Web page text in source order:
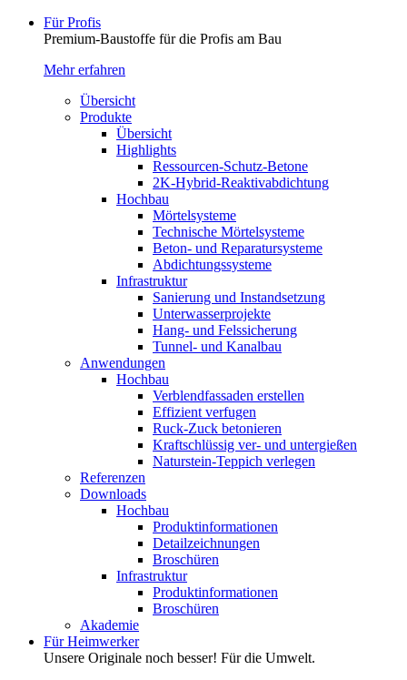
Für Profis
Premium-Baustoffe für die Profis am Bau
Mehr erfahren
Übersicht
Produkte
Übersicht
Highlights
Ressourcen-Schutz-Betone
2K-Hybrid-Reaktivab­dichtung
Hochbau
Mörtelsysteme
Technische Mörtelsysteme
Beton- und Reparatursysteme
Abdichtungssysteme
Infrastruktur
Sanierung und Instandsetzung
Unterwasserprojekte
Hang- und Felssicherung
Tunnel- und Kanalbau
Anwendungen
Hochbau
Verblendfassaden erstellen
Effizient verfugen
Ruck-Zuck betonieren
Kraftschlüssig ver- und untergießen
Naturstein-Teppich verlegen
Referenzen
Downloads
Hochbau
Produktinformationen
Detailzeichnungen
Broschüren
Infrastruktur
Produktinformationen
Broschüren
Akademie
Für Heimwerker
Unsere Originale noch besser! Für die Umwelt.